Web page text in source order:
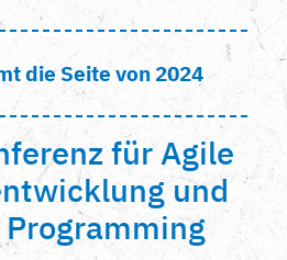
die Seite von 2024
für Agile
und